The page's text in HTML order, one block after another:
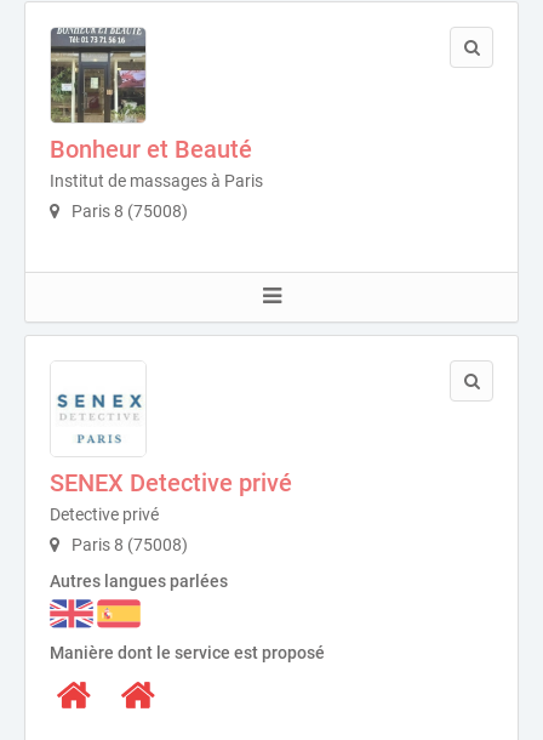
Bonheur et Beauté
Institut de massages à Paris
Paris 8 (75008)
SENEX Detective privé
Detective privé
Paris 8 (75008)
Autres langues parlées
Manière dont le service est proposé